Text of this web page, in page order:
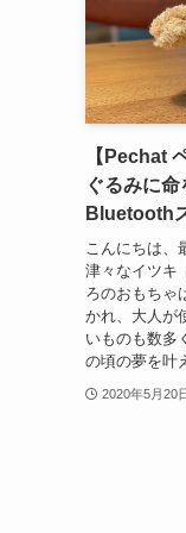
【Pechat
ぐるみに
Bluetooth
こんにちは、
津々なイツキ
ろのおもちゃ
かれ、大人が
いものも数多
の頃の夢を叶
2020年5月20